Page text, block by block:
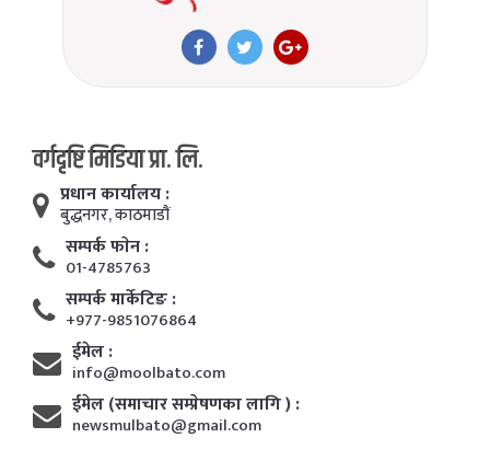
वर्गदृष्टि मिडिया प्रा. लि.
प्रधान कार्यालय :
बुद्धनगर, काठमाडाैं
सम्पर्क फाेन :
01-4785763
सम्पर्क मार्केटिङ :
+977-9851076864
ईमेल :
info@moolbato.com
ईमेल (समाचार सम्प्रेषणका लागि ) :
newsmulbato@gmail.com